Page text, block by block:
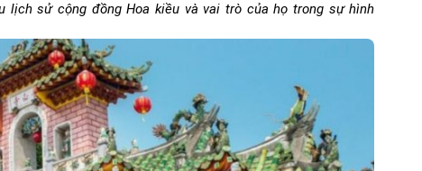
sử cộng đồng Hoa kiều và vai trò của họ trong sự hình